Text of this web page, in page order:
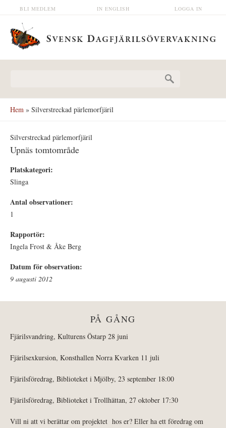
Hoppa till huvudinnehåll LOGGA IN
IN ENGLISH
BLI MEDLEM
Hem » Silverstreckad pärlemorfjäril
Silverstreckad pärlemorfjäril
Upnäs tomtområde
Platskategori:
Slinga
Antal observationer:
1
Rapportör:
Ingela Frost & Åke Berg
Datum för observation:
9 augusti 2012
PÅ GÅNG
Fjärilsvandring, Kulturens Östarp 28 juni
Fjärilsexkursion, Konsthallen Norra Kvarken 11 juli
Fjärilsföredrag, Biblioteket i Mjölby, 23 september 18:00
Fjärilsföredrag, Biblioteket i Trollhättan, 27 oktober 17:30
Vill ni att vi berättar om projektet hos er? Eller ha ett föredrag om